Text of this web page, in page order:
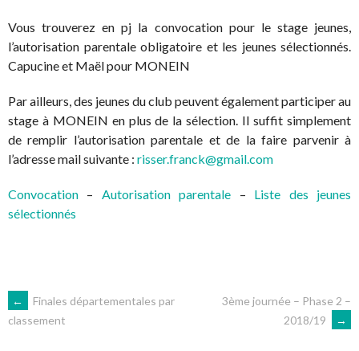
Vous trouverez en pj la convocation pour le stage jeunes,
l’autorisation parentale obligatoire et les jeunes sélectionnés.
Capucine et Maël pour MONEIN
Par ailleurs, des jeunes du club peuvent également participer au
stage à MONEIN en plus de la sélection. Il suffit simplement
de remplir l’autorisation parentale et de la faire parvenir à
l’adresse mail suivante : risser.franck@gmail.com
Convocation – Autorisation parentale – Liste des jeunes
sélectionnés
NAVIGATION
←
Finales départementales par
classement
3ème journée – Phase 2 –
2018/19
→